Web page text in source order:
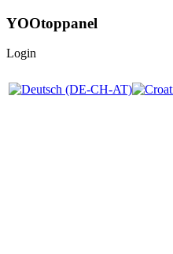
YOOtoppanel
Login